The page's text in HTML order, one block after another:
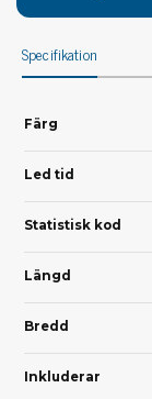
Specifikation
Färg
Led tid
Statistisk kod
Längd
Bredd
Inkluderar